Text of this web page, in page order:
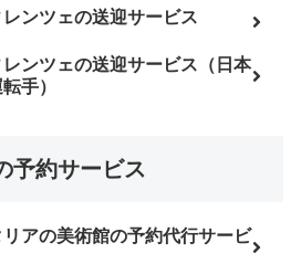
レンツェの送迎サービス
レンツェの送迎サービス（日本
手）
予約サービス
リアの美術館の予約代行サービ